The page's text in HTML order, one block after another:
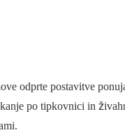
odprte postavitve
po tipkovnici in